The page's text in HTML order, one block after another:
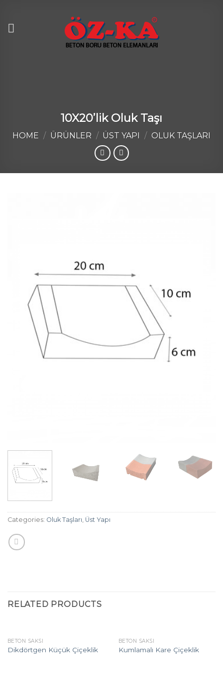
content
10X20’lik Oluk Taşı
HOME / ÜRÜNLER / ÜST YAPI / OLUK TAŞLARI
Categories: Oluk Taşları, Üst Yapı
RELATED PRODUCTS
BETON SAKSI
Dikdörtgen Küçük Çiçeklik
BETON SAKSI
Kumlamalı Kare Çiçeklik